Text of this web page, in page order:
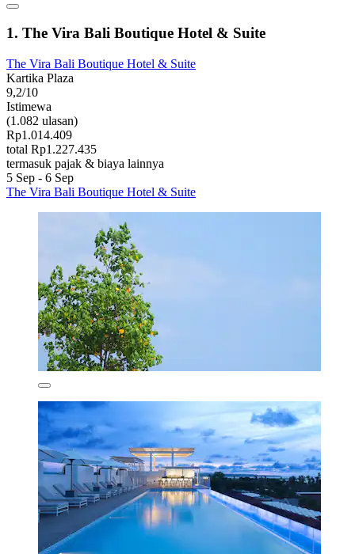
1. The Vira Bali Boutique Hotel & Suite
The Vira Bali Boutique Hotel & Suite
Kartika Plaza
9,2/10
Istimewa
(1.082 ulasan)
Rp1.014.409
total Rp1.227.435
termasuk pajak & biaya lainnya
5 Sep - 6 Sep
The Vira Bali Boutique Hotel & Suite